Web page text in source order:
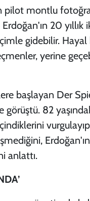
pilot montlu
20
gidebilir. Hayal
yerine
başlayan Der
82
anlattı.